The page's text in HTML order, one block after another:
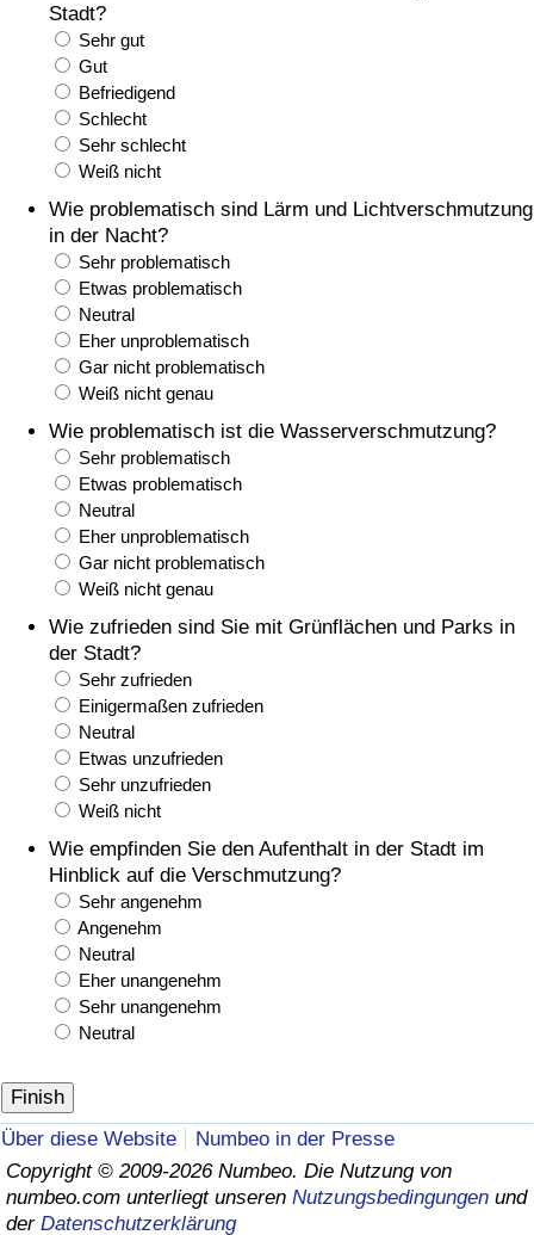
Stadt?
Sehr gut
Gut
Befriedigend
Schlecht
Sehr schlecht
Weiß nicht
Wie problematisch sind Lärm und Lichtverschmutzung
in der Nacht?
Sehr problematisch
Etwas problematisch
Neutral
Eher unproblematisch
Gar nicht problematisch
Weiß nicht genau
Wie problematisch ist die Wasserverschmutzung?
Sehr problematisch
Etwas problematisch
Neutral
Eher unproblematisch
Gar nicht problematisch
Weiß nicht genau
Wie zufrieden sind Sie mit Grünflächen und Parks in
der Stadt?
Sehr zufrieden
Einigermaßen zufrieden
Neutral
Etwas unzufrieden
Sehr unzufrieden
Weiß nicht
Wie empfinden Sie den Aufenthalt in der Stadt im
Hinblick auf die Verschmutzung?
Sehr angenehm
Angenehm
Neutral
Eher unangenehm
Sehr unangenehm
Neutral
Über diese Website
Numbeo in der Presse
Copyright © 2009-2026 Numbeo. Die Nutzung von
numbeo.com unterliegt unseren Nutzungsbedingungen und
der Datenschutzerklärung
Verschmutzungsindex
Umweltverschmutzungs-Index nach Land
Verkehr
Verkehrs-Index
Verkehrs-Index (aktuell)
Verkehrs-Index nach Land